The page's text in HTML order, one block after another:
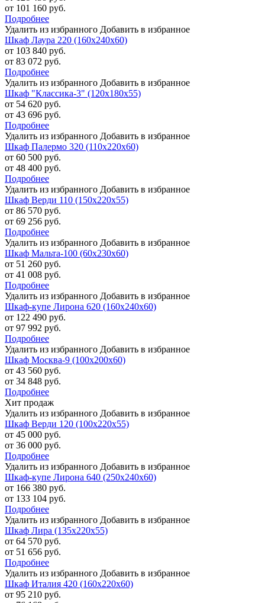
от 101 160 руб.
Подробнее
Удалить из избранного Добавить в избранное
Шкаф Лаура 220 (160х240х60)
от 103 840 руб.
от 83 072 руб.
Подробнее
Удалить из избранного Добавить в избранное
Шкаф "Классика-3" (120х180х55)
от 54 620 руб.
от 43 696 руб.
Подробнее
Удалить из избранного Добавить в избранное
Шкаф Палермо 320 (110х220х60)
от 60 500 руб.
от 48 400 руб.
Подробнее
Удалить из избранного Добавить в избранное
Шкаф Верди 110 (150х220х55)
от 86 570 руб.
от 69 256 руб.
Подробнее
Удалить из избранного Добавить в избранное
Шкаф Мальта-100 (60х230х60)
от 51 260 руб.
от 41 008 руб.
Подробнее
Удалить из избранного Добавить в избранное
Шкаф-купе Лирона 620 (160х240х60)
от 122 490 руб.
от 97 992 руб.
Подробнее
Удалить из избранного Добавить в избранное
Шкаф Москва-9 (100х200х60)
от 43 560 руб.
от 34 848 руб.
Подробнее
Хит продаж
Удалить из избранного Добавить в избранное
Шкаф Верди 120 (100х220х55)
от 45 000 руб.
от 36 000 руб.
Подробнее
Удалить из избранного Добавить в избранное
Шкаф-купе Лирона 640 (250х240х60)
от 166 380 руб.
от 133 104 руб.
Подробнее
Удалить из избранного Добавить в избранное
Шкаф Лира (135х220х55)
от 64 570 руб.
от 51 656 руб.
Подробнее
Удалить из избранного Добавить в избранное
Шкаф Италия 420 (160х220х60)
от 95 210 руб.